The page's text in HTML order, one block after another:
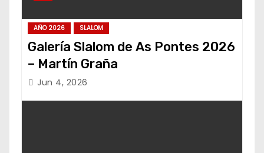
AÑO 2026 SLALOM
Galería Slalom de As Pontes 2026
– Martín Graña
Jun 4, 2026